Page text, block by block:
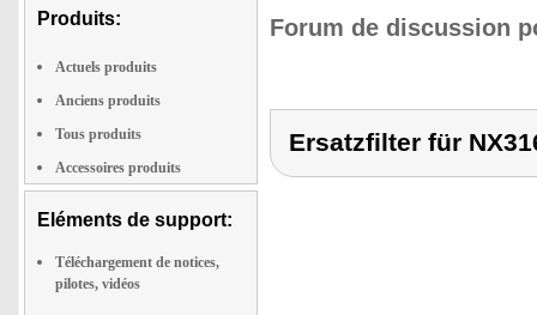
Produits:
Actuels produits
Anciens produits
Tous produits
Accessoires produits
Eléments de support:
Téléchargement de notices,
pilotes, vidéos
Forum de discussion
Ersatzfilter für